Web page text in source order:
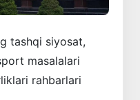
tashqi siyosat,
masalalari
rahbarlari